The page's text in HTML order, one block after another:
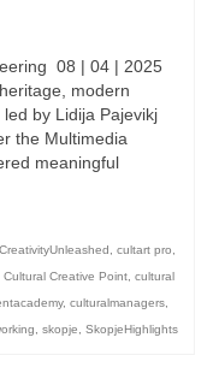
08 | 04 | 2025
modern
by Lidija Pajevikj
the Multimedia
meaningful
CreativityUnleashed cultart pro
Cultural Creative Point cultural
, culturalmanagers
skopje SkopjeHighlights